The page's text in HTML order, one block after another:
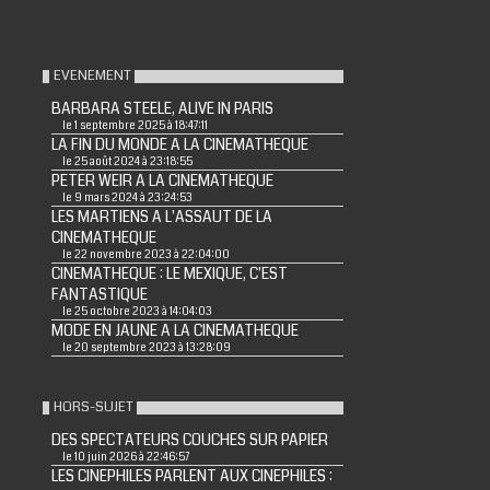
EVENEMENT
BARBARA STEELE, ALIVE IN PARIS
le 1 septembre 2025 à 18:47:11
LA FIN DU MONDE A LA CINEMATHEQUE
le 25 août 2024 à 23:18:55
PETER WEIR A LA CINEMATHEQUE
le 9 mars 2024 à 23:24:53
LES MARTIENS A L'ASSAUT DE LA
CINEMATHEQUE
le 22 novembre 2023 à 22:04:00
CINEMATHEQUE : LE MEXIQUE, C'EST
FANTASTIQUE
le 25 octobre 2023 à 14:04:03
MODE EN JAUNE A LA CINEMATHEQUE
le 20 septembre 2023 à 13:28:09
HORS-SUJET
DES SPECTATEURS COUCHES SUR PAPIER
le 10 juin 2026 à 22:46:57
LES CINEPHILES PARLENT AUX CINEPHILES :